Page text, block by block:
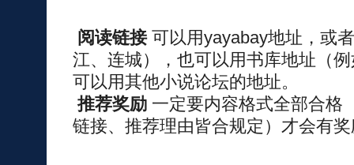
阅读链接可以用yayabay地址，或
江、连城），也可以用书库地址（
可以用其他小说论坛的地址。
推荐奖励一定要内容格式全部合格
链接、推荐理由皆合规定）才会有